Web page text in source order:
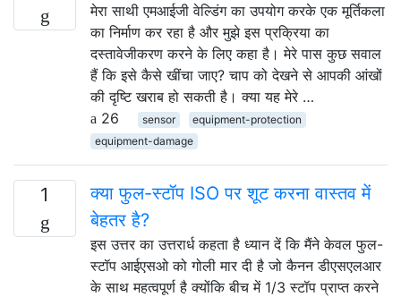
मेरा साथी एमआईजी वेल्डिंग का उपयोग करके एक मूर्तिकला
का निर्माण कर रहा है और मुझे इस प्रक्रिया का
दस्तावेजीकरण करने के लिए कहा है। मेरे पास कुछ सवाल
हैं कि इसे कैसे खींचा जाए? चाप को देखने से आपकी आंखों
की दृष्टि खराब हो सकती है। क्या यह मेरे …
26
sensor
equipment-protection
equipment-damage
1
क्या फुल-स्टॉप ISO पर शूट करना वास्तव में
बेहतर है?
इस उत्तर का उत्तरार्ध कहता है ध्यान दें कि मैंने केवल फुल-
स्टॉप आईएसओ को गोली मार दी है जो कैनन डीएसएलआर
के साथ महत्वपूर्ण है क्योंकि बीच में 1/3 स्टॉप प्राप्त करने